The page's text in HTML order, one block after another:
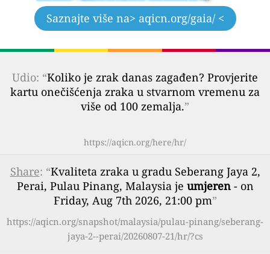
Saznajte više na> aqicn.org/gaia/ <
Udio: “Koliko je zrak danas zagađen? Provjerite
kartu onečišćenja zraka u stvarnom vremenu za
više od 100 zemalja.”
https://aqicn.org/here/hr/
Share: “Kvaliteta zraka u gradu Seberang Jaya 2,
Perai, Pulau Pinang, Malaysia je umjeren- on
Friday, Aug 7th 2026, 21:00 pm”
https://aqicn.org/snapshot/malaysia/pulau-pinang/seberang-
jaya-2--perai/20260807-21/hr/?cs